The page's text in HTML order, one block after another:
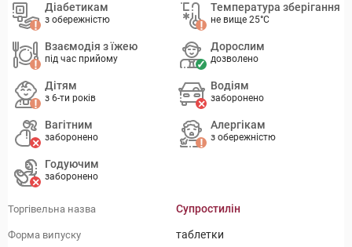
Діабетикам
з обережністю
Температура зберігання
не вище 25°C
Взаємодія з їжею
під час прийому
Дорослим
дозволено
Дітям
з 6-ти років
Водіям
заборонено
Вагітним
заборонено
Алергікам
з обережністю
Годуючим
заборонено
Торгівельна назва Супростилін
Форма випуску таблетки